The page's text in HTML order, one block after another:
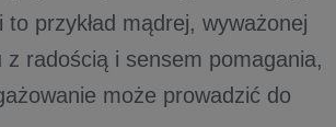
przykład mądrej, wyważonej
radością i sensem pomagania,
może prowadzić do